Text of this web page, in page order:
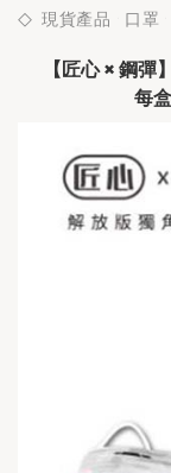
現貨產品 口罩
【匠心 × 鋼
每